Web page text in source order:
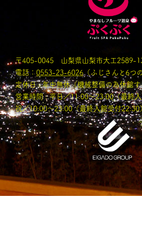
〒405-0045 山梨県山梨市大工2589-
電話：0553-23-6026（ふじさんと6つの
定休日 : 年中無休（機械整備の為休館
営業時間 : 平日／11:00〜23:00（最終
祝／10:00～23:00（最終入館受付22:30